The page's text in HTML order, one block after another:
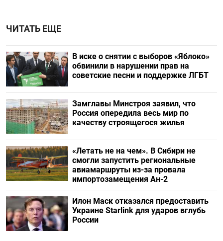
ЧИТАТЬ ЕЩЕ
В иске о снятии с выборов «Яблоко»
обвинили в нарушении прав на
советские песни и поддержке ЛГБТ
Замглавы Минстроя заявил, что
Россия опередила весь мир по
качеству строящегося жилья
«Летать не на чем». В Сибири не
смогли запустить региональные
авиамаршруты из-за провала
импортозамещения Ан-2
Илон Маск отказался предоставить
Украине Starlink для ударов вглубь
России